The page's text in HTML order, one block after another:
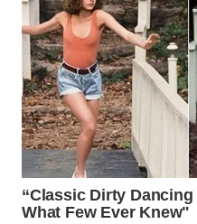
WN
BOROBUDUR
WN
MADURA
WN
SURABAYA
WN